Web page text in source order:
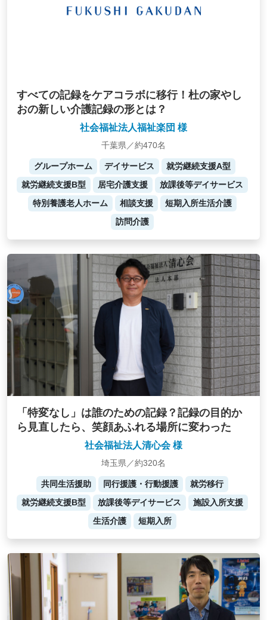
すべての記録をケアコラボに移行！杜の家やし
おの新しい介護記録の形とは？
社会福祉法人福祉楽団 様
千葉県／約470名
グループホーム デイサービス
就労継続支援A型
就労継続支援B型
居宅介護支援
放課後等デイサービス
特別養護老人ホーム
相談支援
短期入所生活介護
訪問介護
「特変なし」は誰のための記録？記録の目的か
ら見直したら、笑顔あふれる場所に変わった
社会福祉法人清心会 様
埼玉県／約320名
共同生活援助 同行援護・行動援護
就労移行
就労継続支援B型
放課後等デイサービス
施設入所支援
生活介護
短期入所